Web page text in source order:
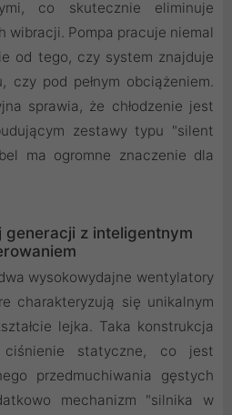
co skutecznie eliminuje
wibracji. Pompa pracuje niemal
od tego, czy system znajduje
czy pod pełnym obciążeniem.
sprawia, że chłodzenie jest
zestawy typu "silent
ma ogromne znaczenie dla
z inteligentnym
wysokowydajne wentylatory
charakteryzują się unikalnym
lejka. Taka konstrukcja
ciśnienie statyczne, co jest
przedmuchiwania gęstych
mechanizm "silnika w